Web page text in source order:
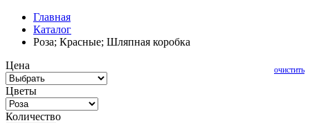
Главная
Каталог
Роза; Красные; Шляпная коробка
очистить
Цена
Цветы
Количество